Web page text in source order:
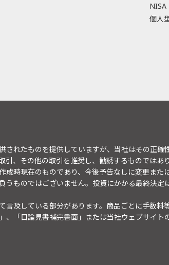
NISA
個人
れたものを提供していますが、当社はその正
、その他の取引を推奨し、勧誘するものではあ
時現在のものであり、今後予告なしに変更また
ものではございません。投資にかかる最終決
及している部分があります。商品ごとに手数料
、「目論見書補完書面」または当社ウェブサイト